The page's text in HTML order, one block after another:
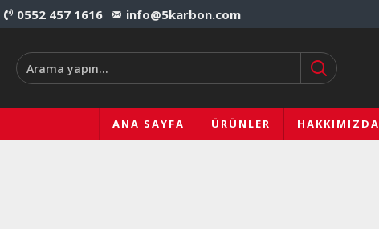
0552 457 1616 info@5karbon.com
ANA SAYFA ÜRÜNLER HAKKIMIZDA